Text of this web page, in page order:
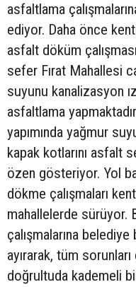
asfaltlama
ediyor. Daha önce
asfalt döküm
sefer Fırat Mahallesi
suyunu kanalizasyon
asfaltlama
yapımında yağmur
kapak kotlarını asfalt
özen gösteriyor. Yol
dökme çalışmaları
mahallelerde sürüyor.
çalışmalarına
ayırarak, tüm
doğrultuda kademeli